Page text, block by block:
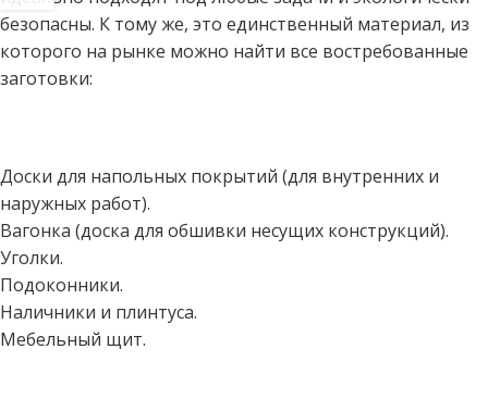
безопасны. К тому же, это единственный материал, из
которого на рынке можно найти все востребованные
заготовки:
Доски для напольных покрытий (для внутренних и
наружных работ).
Вагонка (доска для обшивки несущих конструкций).
Уголки.
Подоконники.
Наличники и плинтуса.
Мебельный щит.